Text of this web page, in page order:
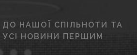
НАШОЇ СПІЛЬНОТИ ТА
НОВИНИ ПЕРШИМ